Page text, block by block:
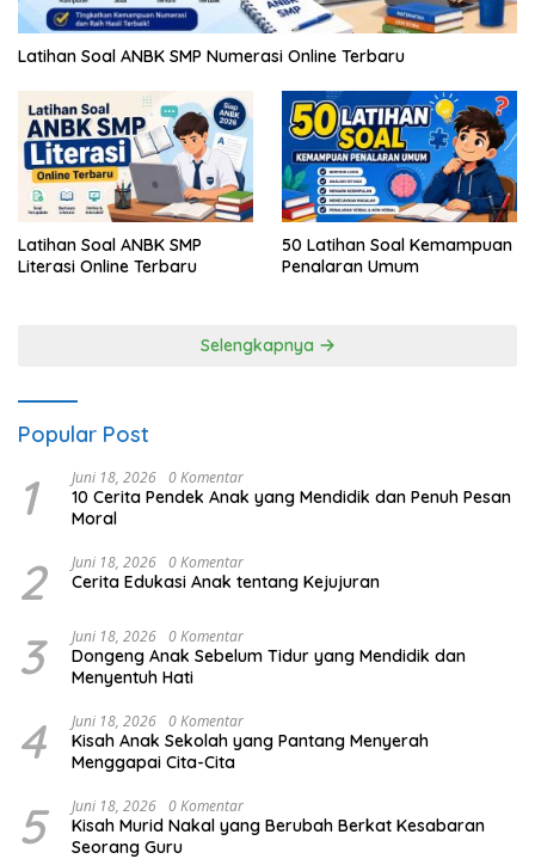
Latihan Soal ANBK SMP Numerasi Online Terbaru
Latihan Soal ANBK SMP
Literasi Online Terbaru
50 Latihan Soal Kemampuan
Penalaran Umum
Selengkapnya
Popular Post
1 Juni 18, 2026 0 Komentar
10 Cerita Pendek Anak yang Mendidik dan Penuh Pesan
Moral
2 Juni 18, 2026 0 Komentar
Cerita Edukasi Anak tentang Kejujuran
3 Juni 18, 2026 0 Komentar
Dongeng Anak Sebelum Tidur yang Mendidik dan
Menyentuh Hati
4 Juni 18, 2026 0 Komentar
Kisah Anak Sekolah yang Pantang Menyerah
Menggapai Cita-Cita
5 Juni 18, 2026 0 Komentar
Kisah Murid Nakal yang Berubah Berkat Kesabaran
Seorang Guru